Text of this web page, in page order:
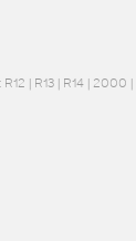
R12 | R13| R14| 2000 |